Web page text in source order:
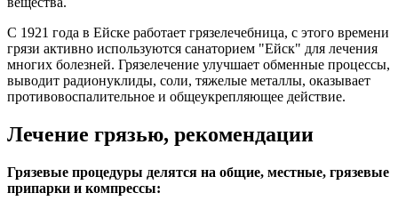
С 1921 года в Ейске работает грязелечебница, с этого времени
грязи активно используются санаторием "Ейск" для лечения
многих болезней. Грязелечение улучшает обменные процессы,
выводит радионуклиды, соли, тяжелые металлы, оказывает
противовоспалительное и общеукрепляющее действие.
Лечение грязью, рекомендации
Грязевые процедуры делятся на общие, местные, грязевые
припарки и компрессы: